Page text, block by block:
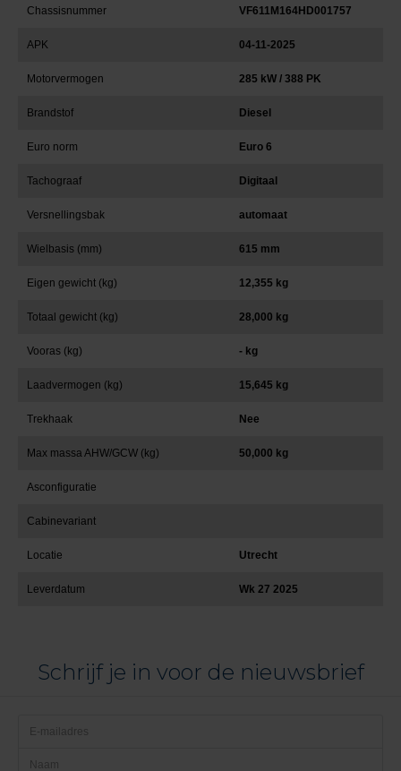
Chassisnummer VF611M164HD001757
APK 04-11-2025
Motorvermogen 285 kW / 388 PK
Brandstof Diesel
Euro norm Euro 6
Tachograaf Digitaal
Versnellingsbak automaat
Wielbasis (mm) 615 mm
Eigen gewicht (kg) 12,355 kg
Totaal gewicht (kg) 28,000 kg
Vooras (kg) - kg
Laadvermogen (kg) 15,645 kg
Trekhaak Nee
Max massa AHW/GCW (kg) 50,000 kg
Asconfiguratie
Cabinevariant
Locatie Utrecht
Leverdatum Wk 27 2025
Schrijf je in voor de nieuwsbrief